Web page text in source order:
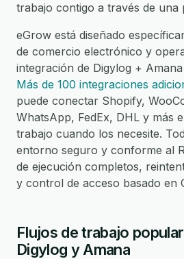
trabajo contigo a través de una
eGrow está diseñado
de comercio electrónico y
integración de Digylog +
Más de 100 integraciones
puede conectar Shopify,
WhatsApp, FedEx, DHL y más
trabajo cuando los necesite.
entorno seguro y conforme al
de ejecución completos,
y control de acceso basado en
Flujos de trabajo
Digylog y Amana